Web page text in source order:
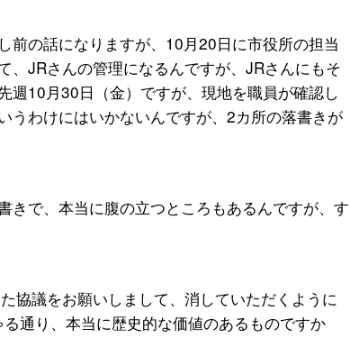
前の話になりますが、10月20日に市役所の担当
、JRさんの管理になるんですが、JRさんにもそ
週10月30日（金）ですが、現地を職員が確認し
うわけにはいかないんですが、2カ所の落書きが
きで、本当に腹の立つところもあるんですが、す
協議をお願いしまして、消していただくように
通り、本当に歴史的な価値のあるものですか